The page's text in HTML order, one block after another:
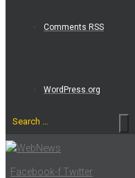
Comments RSS
WordPress.org
Search
Facebook-f Twitter